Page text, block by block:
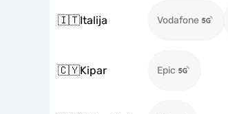
🇮🇹Italija Vodafone
🇨🇾Kipar Epic